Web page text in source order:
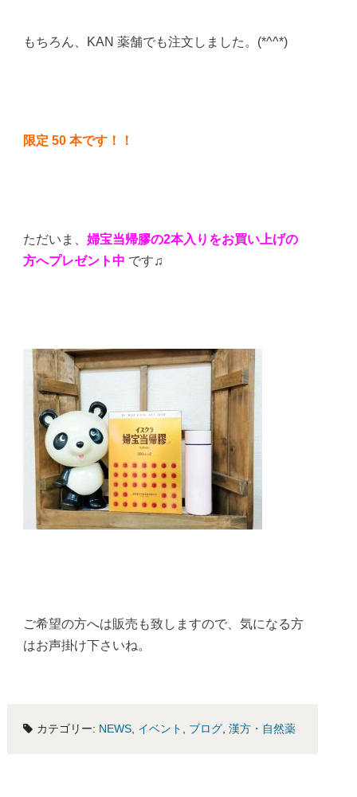
もちろん、KAN 薬舗でも注文しました。(*^^*)
限定 50 本です！！
ただいま、 婦宝当帰膠の2本入りをお買い上げの
方へプレゼント中 です♫
ご希望の方へは販売も致しますので、気になる方
はお声掛け下さいね。
カテゴリー: NEWS, イベント ブログ, 漢方・自然薬